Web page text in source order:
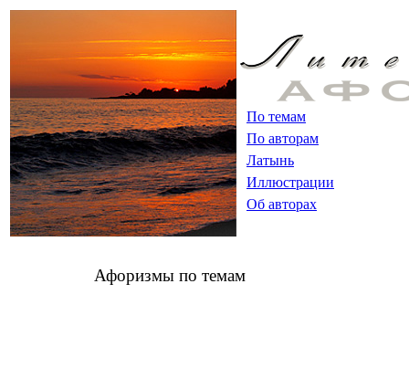
По темам
По авторам
Латынь
Иллюстрации
Об авторах
Афоризмы по темам